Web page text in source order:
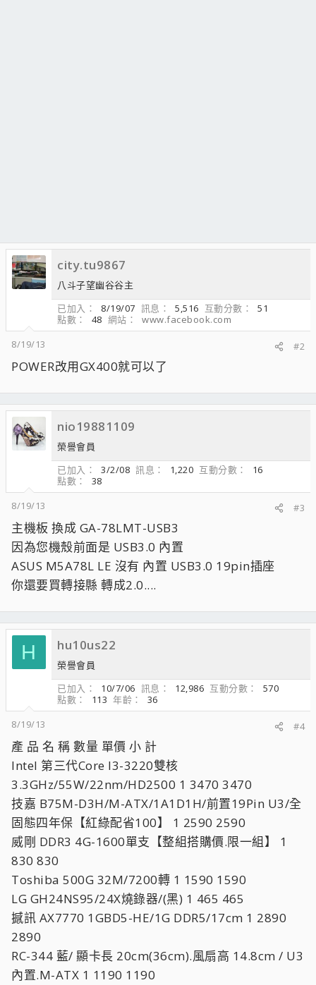
city.tu9867
八斗子望幽谷谷主
已加入
8/19/07 訊息 5,516 互動分數
51
點數
48 網站
www.facebook.com
8/19/13
#2
POWER改用GX400就可以了
nio19881109
榮譽會員
已加入
3/2/08 訊息 1,220 互動分數
16
點數
38
8/19/13
#3
主機板 換成 GA-78LMT-USB3
因為您機殼前面是 USB3.0 內置
ASUS M5A78L LE 沒有 內置 USB3.0 19pin插座
你還要買轉接縣 轉成2.0....
H hu10us22
榮譽會員
已加入
10/7/06 訊息 12,986 互動分數
570
點數
113 年齡
36
8/19/13
#4
產 品 名 稱 數量 單價 小 計
Intel 第三代Core I3-3220雙核
3.3GHz/55W/22nm/HD2500 1 3470 3470
技嘉 B75M-D3H/M-ATX/1A1D1H/前置19Pin U3/全
固態四年保【紅綠配省100】 1 2590 2590
威剛 DDR3 4G-1600單支【整組搭購價.限一組】 1
830 830
Toshiba 500G 32M/7200轉 1 1590 1590
LG GH24NS95/24X燒錄器/(黑) 1 465 465
撼訊 AX7770 1GBD5-HE/1G DDR5/17cm 1 2890
2890
RC-344 藍/ 顯卡長 20cm(36cm).風扇高 14.8cm / U3
內置.M-ATX 1 1190 1190